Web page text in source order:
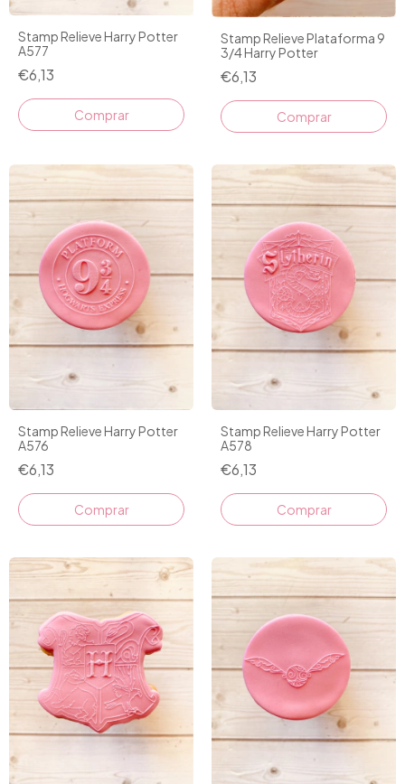
Stamp Relieve Harry Potter
A577
€6,13
Stamp Relieve Plataforma 9
3/4 Harry Potter
€6,13
Stamp Relieve Harry Potter
A576
€6,13
Stamp Relieve Harry Potter
A578
€6,13